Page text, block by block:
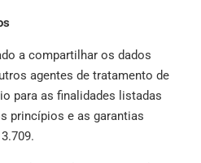
a compartilhar os dados
agentes de tratamento de
para as finalidades listadas
princípios e as garantias